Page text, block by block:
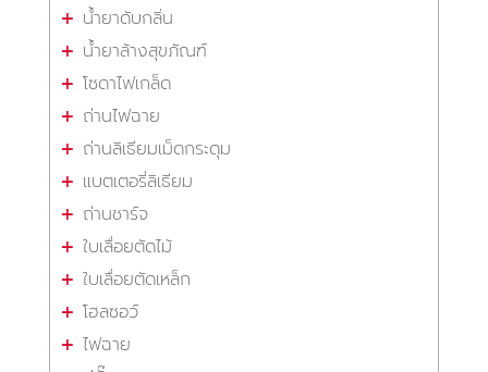
น้ำยาดับกลิ่น
น้ำยาล้างสุขภัณฑ์
โซดาไฟเกล็ด
ถ่านไฟฉาย
ถ่านลิเธียมเม็ดกระดุม
แบตเตอรี่ลิเธียม
ถ่านชาร์จ
ใบเลื่อยตัดไม้
ใบเลื่อยตัดเหล็ก
โฮลซอว์
ไฟฉาย